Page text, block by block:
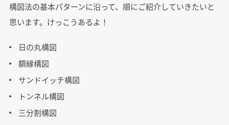
構図法の基本パターンに沿って、順にご紹介していきたいと
思います。けっこうあるよ！
日の丸構図
額縁構図
サンドイッチ構図
トンネル構図
三分割構図